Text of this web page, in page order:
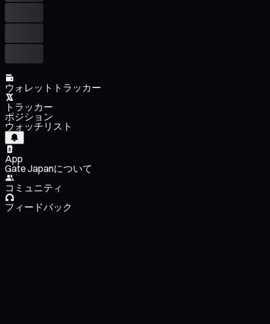
ウォレットトラッカー
トラッカー
ポジション
ウォッチリスト
App
Gate Japanについて
コミュニティ
フィードバック